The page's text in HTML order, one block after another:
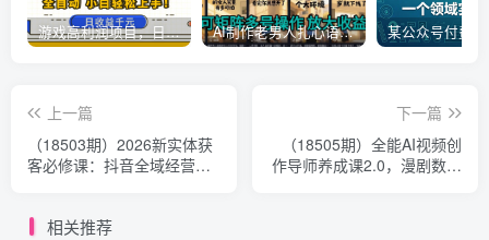
游戏高利润项目，日收益1k+，全自动，无需值守，解放双手，小白轻松上手【揭秘】 AI制作老男人扎心语录，5分钟一条，操作简单，流量非常大，保姆级教程
上一篇
（18503期）2026新实体获
客必修课：抖音全域经营实
下一篇
（18505期）全能AI视频创
作导师养成课2.0，漫剧数字
相关推荐